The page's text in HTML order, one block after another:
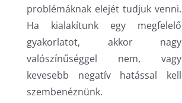
problémáknak elejét tudjuk venni.
Ha kialakítunk egy megfelelő
gyakorlatot, akkor nagy
valószínűséggel nem, vagy
kevesebb negatív hatással kell
szembenéznünk.